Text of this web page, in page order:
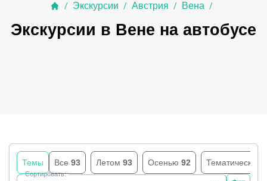
/ Экскурсии / Австрия / Вена /
Экскурсии в Вене на автобусе
Темы Все 93 Летом 93 Осенью 92 Тематические
Сортировать: